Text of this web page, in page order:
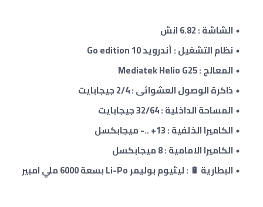
الشاشة : 6.82 انش
نظام التشغيل : أندرويد 10
Go edition
المعالج : Mediatek Helio G25
ذاكرة الوصول العشوائى : 2/4 جيجابايت
المساحة الداخلية : 32/64 جيجابايت
الكاميرا الخلفية : 13
+ ..- ميجابكسل
الكاميرا الامامية :8ميجابكسل
البطارية 🔋 : ليثيوم بوليمر Li-Po بسعة 6000 ملي امبير